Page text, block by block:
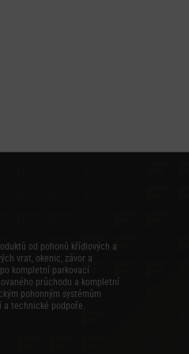
od pohonů křídlových a
vrat, okenic, závor a
kompletní parkovací
průchodu a kompletní
pohonným systémům
a technické podpoře.